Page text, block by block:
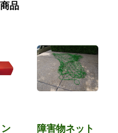
品
障害物ネット